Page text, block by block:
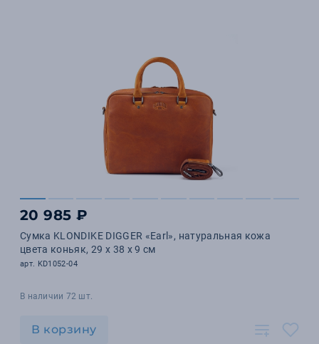
20 985 ₽
Сумка KLONDIKE DIGGER «Earl», натуральная кожа
цвета коньяк, 29 x 38 x 9 см
арт. KD1052-04
В наличии 72 шт.
В корзину